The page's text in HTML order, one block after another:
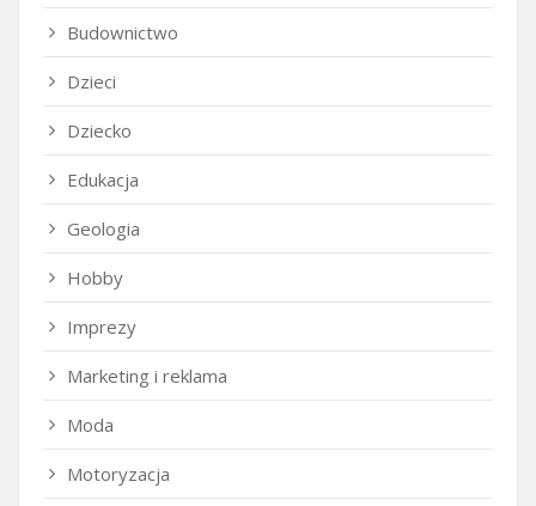
Budownictwo
Dzieci
Dziecko
Edukacja
Geologia
Hobby
Imprezy
Marketing i reklama
Moda
Motoryzacja